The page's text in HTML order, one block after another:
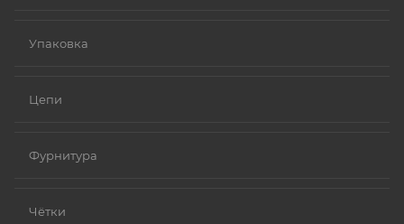
Упаковка
Цепи
Фурнитура
Чётки